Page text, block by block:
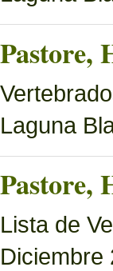
Pastore,
Laguna
Pastore,
Lista de
Diciembre